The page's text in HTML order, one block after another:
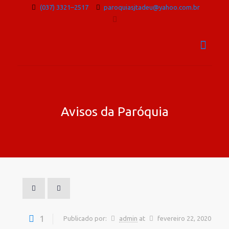
(037) 3321–2517 paroquiasjtadeu@yahoo.com.br
Avisos da Paróquia
1 Publicado por: admin at fevereiro 22, 2020